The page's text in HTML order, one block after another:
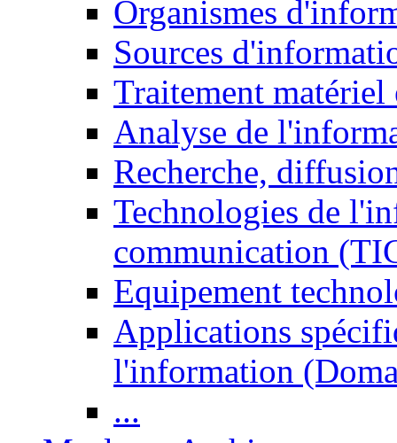
Organismes
Sources
Traitement matériel
Analyse de
Recherche,
Technologies de
communication
Equipement
Applications
l'information
...